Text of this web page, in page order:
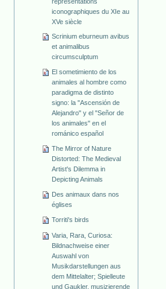
iconographiques du XIe au
XVe siècle
Scrinium eburneum avibus
et animalibus
circumsculptum
El sometimiento de los
animales al hombre como
paradigma de distinto
signo: la "Ascensión de
Alejandro" y el "Señor de
los animales" en el
románico español
The Mirror of Nature
Distorted: The Medieval
Artist's Dilemma in
Depicting Animals
Des animaux dans nos
églises
Torriti's birds
Varia, Rara, Curiosa:
Bildnachweise einer
Auswahl von
Musikdarstellungen aus
dem Mittelalter; Spielleute
und Gaukler, musizierende